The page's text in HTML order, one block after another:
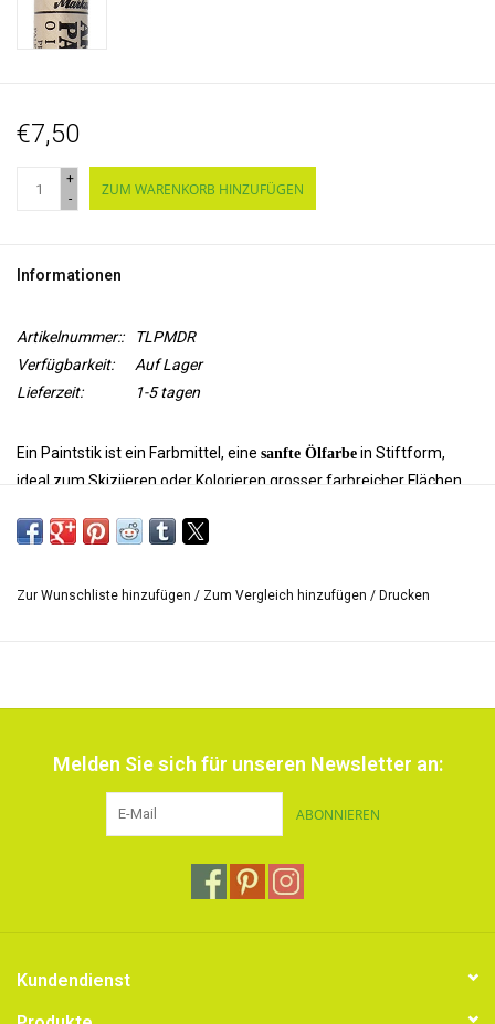
€7,50
+
-
ZUM WARENKORB HINZUFÜGEN
Informationen
Artikelnummer::
TLPMDR
Verfügbarkeit:
Auf Lager
Lieferzeit:
1-5 tagen
Ein Paintstik ist ein Farbmittel, eine sanfte Ölfarbe in Stiftform,
ideal zum Skiziieren oder Kolorieren grosser farbreicher Flächen.
und irisierende Farben mitmetallischem Glanz.
Zur Wunschliste hinzufügen / Zum Vergleich hinzufügen / Drucken
Melden Sie sich für unseren Newsletter an:
ABONNIEREN
Kundendienst